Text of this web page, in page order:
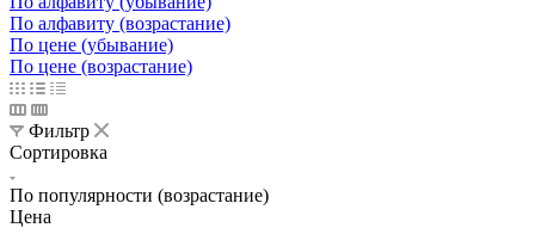
По алфавиту (возрастание)
По цене (убывание)
По цене (возрастание)
Фильтр
Сортировка
По популярности (возрастание)
Цена